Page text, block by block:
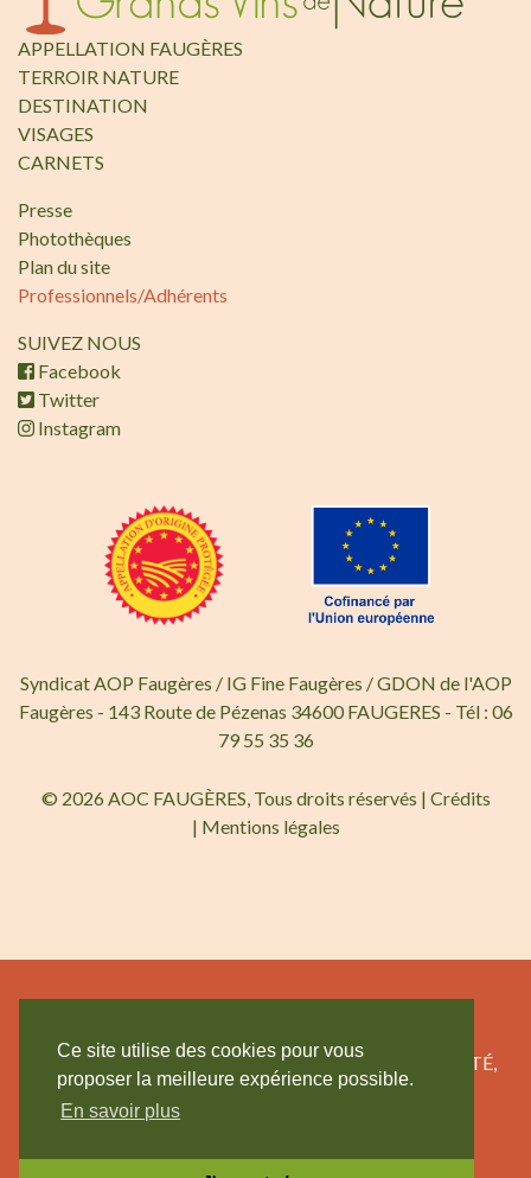
Ce site utilise des cookies pour vous
proposer la meilleure expérience possible.
En savoir plus
APPELLATION FAUGÈRES
TERROIR NATURE
DESTINATION
VISAGES
CARNETS
Presse
Photothèques
Plan du site
Professionnels/Adhérents
SUIVEZ NOUS
Facebook
Twitter
Instagram
Syndicat AOP Faugères / IG Fine Faugères / GDON de l'AOP
Faugères - 143 Route de Pézenas 34600 FAUGERES - Tél : 06
79 55 35 36
© 2026 AOC FAUGÈRES, Tous droits réservés | Crédits
| Mentions légales
L’ABUS D’ALCOOL EST DANGEREUX POUR LA SANTÉ,
CONSOMMEZ AVEC MODÉRATION.